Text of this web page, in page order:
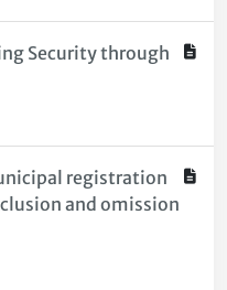
Security through
registration
and omission